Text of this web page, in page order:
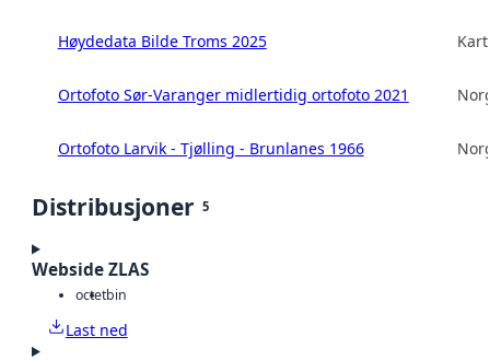
Høydedata Bilde Troms 2025
Ortofoto Sør-Varanger midlertidig ortofoto 2021
Ortofoto Larvik - Tjølling - Brunlanes 1966
Distribusjoner 5
Webside ZLAS
octetbin
Last ned